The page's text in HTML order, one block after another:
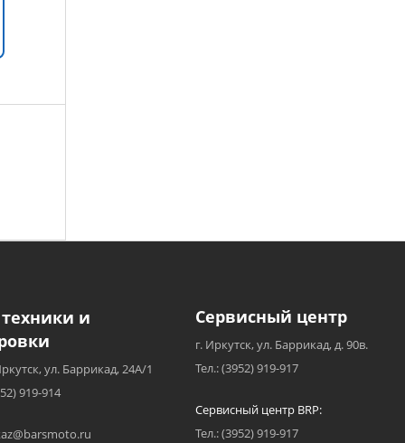
и
ул. Баррикад, 24А/1
919-914
Сервисный центр
г. Иркутск, ул. Баррикад, д. 90в.
Тел.: (3952) 919-917
Сервисный центр BRP:
Тел.: (3952) 919-917